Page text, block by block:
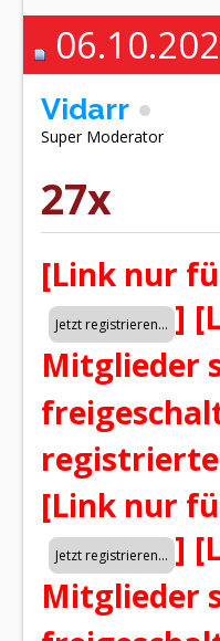
Vidarr
Super Moderator
27x
[Link nur
]
Mitglieder
[Link nur
]
Mitglieder